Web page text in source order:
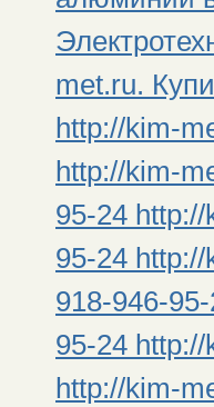
met.ru.
http://kim-
http://kim-
95-24
95-24
918-946-
95-24
http://kim-